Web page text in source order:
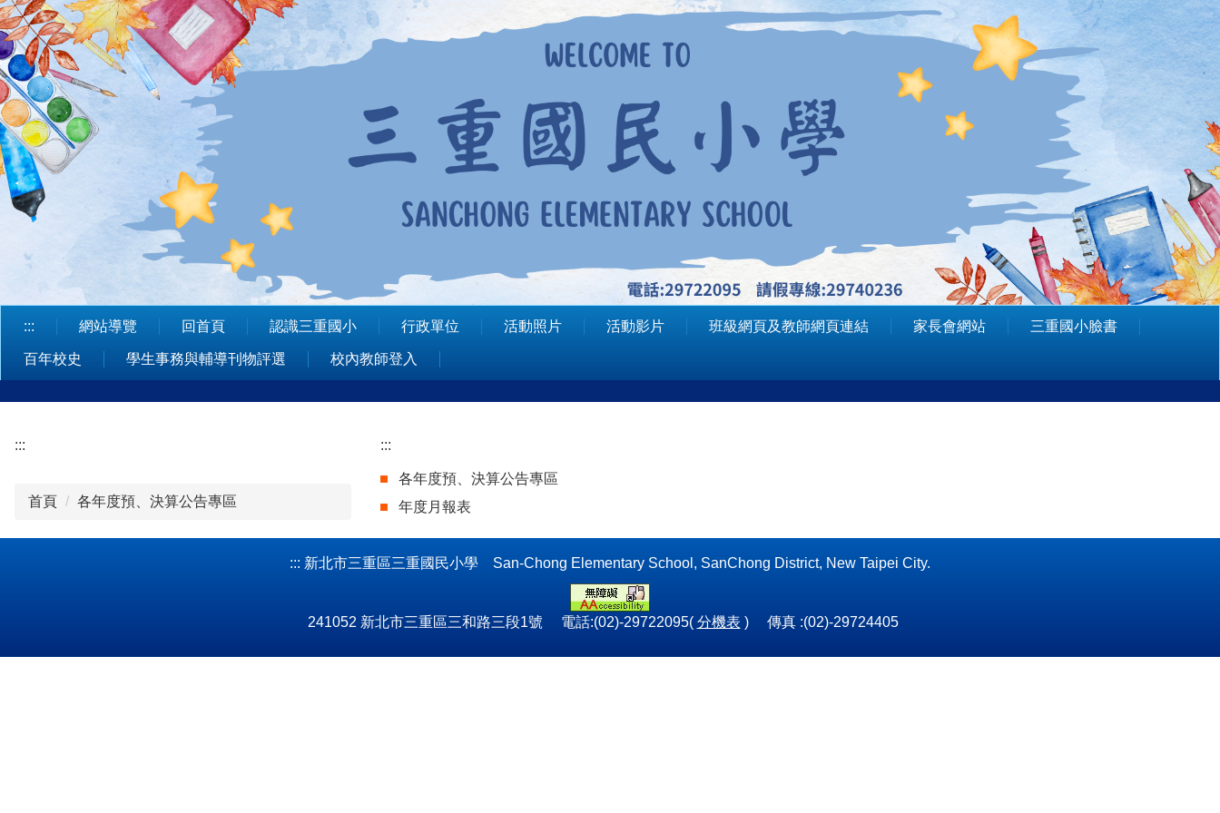
跳
到
主
要
內
容
區
::: 網站導覽 回首頁 認識三重國小 行政單位 活動照片 活動影片 班級網頁及教師網頁連結 家長會網站 三重國小臉書
百年校史 學生事務與輔導刊物評選 校內教師登入
:::
首頁 各年度預、決算公告專區
:::
各年度預、決算公告專區
年度月報表
::: 新北市三重區三重國民小學 San-Chong Elementary School, SanChong District, New Taipei City.
241052 新北市三重區三和路三段1號 電話:(02)-29722095( 分機表 ) 傳真 :(02)-29724405